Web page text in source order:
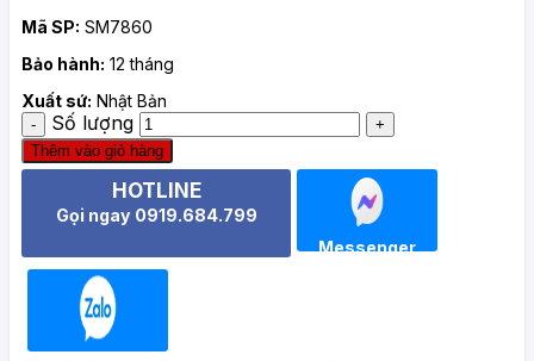
Mã SP: SM7860
Bảo hành: 12 tháng
Xuất sứ: Nhật Bản
Số lượng
Thêm vào giỏ hàng
HOTLINE
Gọi ngay 0919.684.799
Messenger